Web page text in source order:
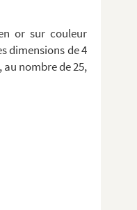
or sur couleur
dimensions de 4
nombre de 25,